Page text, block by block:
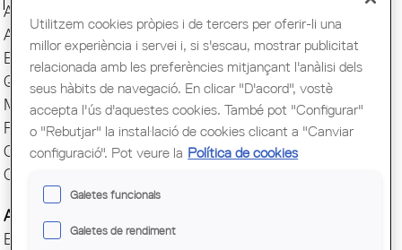
Arxiu Històric
Arquitectura catalana
Biblioteca
Quaderns
Mostra d'Arquitectura
Premis Arquitec. Girona
Oficina del Paisatge
Centre Obert d'Arquitectura
Actes COAC
Exposicions COAC
Utilitzem cookies pròpies i de tercers per oferir-li una
millor experiència i servei i, si s'escau, mostrar publicitat
relacionada amb les preferències mitjançant l'anàlisi dels
seus hàbits de navegació. En clicar "D'acord", vostè
accepta l'ús d'aquestes cookies. També pot "Configurar"
o "Rebutjar" la instal·lació de cookies clicant a "Canviar
configuració". Pot veure la Política de cookies
Galetes funcionals
Galetes de rendiment